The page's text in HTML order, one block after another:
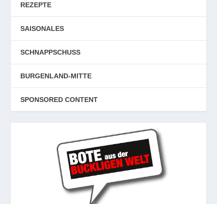
REZEPTE
SAISONALES
SCHNAPPSCHUSS
BURGENLAND-MITTE
SPONSORED CONTENT